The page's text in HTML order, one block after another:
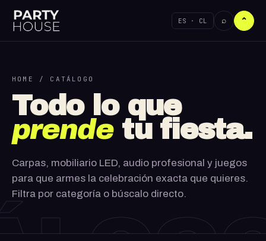
ES · CL ⌕ ⌃
HOME / CATÁLOGO
Todo lo que
prendetu fiesta.
Carpas, mobiliario LED, audio profesional y juegos
para que armes la celebración exacta que quieres.
Filtra por categoría o búscalo directo.